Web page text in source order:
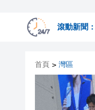
滾動新聞：
首頁 > 灣區